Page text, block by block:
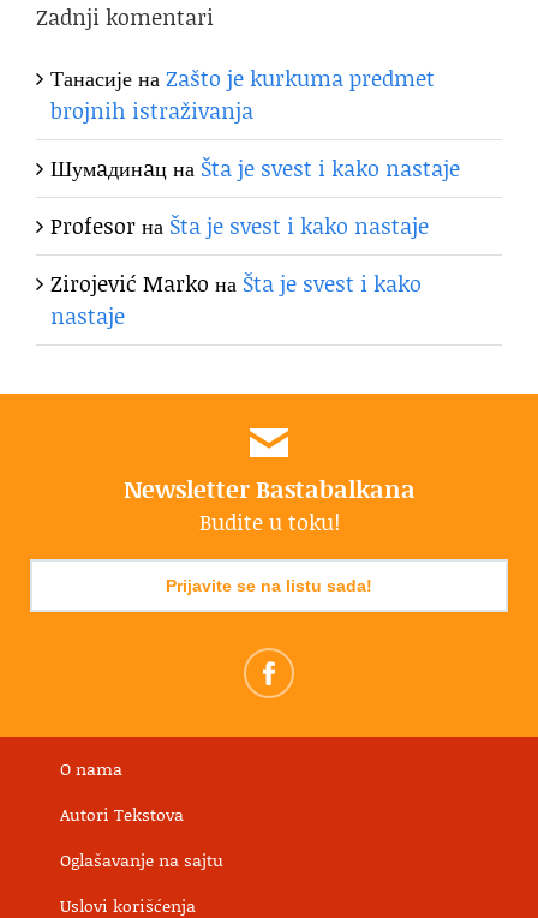
Zadnji komentari
ТанасијенаZašto je kurkuma predmet
brojnih istraživanja
Шумaдинaцна Šta je svest i kako nastaje
Profesorна Šta je svest i kako nastaje
Zirojević Marko на Šta je svest i kako
nastaje
Newsletter Bastabalkana
Budite u toku!
Prijavite se na listu sada!
O nama
Autori Tekstova
Oglašavanje na sajtu
Uslovi korišćenja